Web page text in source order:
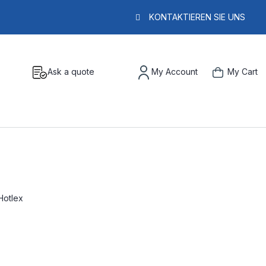
KONTAKTIEREN SIE UNS
Ask a quote My Account My Cart